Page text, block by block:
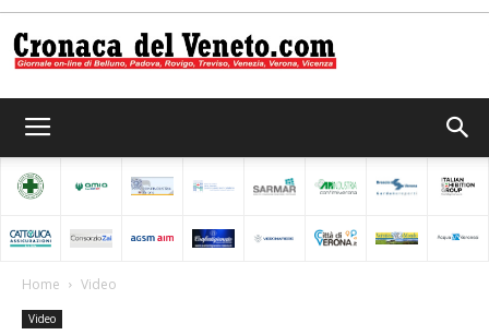
del
Home Video
Video